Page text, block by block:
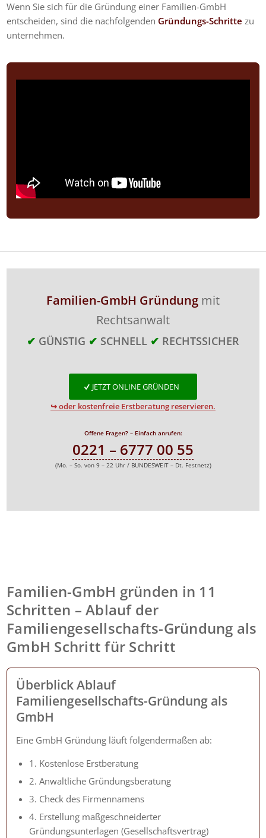
Wenn Sie sich für die Gründung einer Familien-GmbH
entscheiden, sind die nachfolgenden Gründungs-Schritte zu
unternehmen.
Familien-GmbH Gründung mit
Rechtsanwalt
✔ GÜNSTIG ✔ SCHNELL ✔ RECHTSSICHER
JETZT ONLINE GRÜNDEN
↪ oder kostenfreie Erstberatung reservieren.
Offene Fragen? – Einfach anrufen:
0221 – 6777 00 55
(Mo. – So. von 9 – 22 Uhr / BUNDESWEIT – Dt. Festnetz)
Familien-GmbH gründen in 11
Schritten – Ablauf der
Familiengesellschafts-Gründung als
GmbH Schritt für Schritt
Überblick Ablauf
Familiengesellschafts-Gründung als
GmbH
Eine GmbH Gründung läuft folgendermaßen ab:
1. Kostenlose Erstberatung
2. Anwaltliche Gründungsberatung
3. Check des Firmennamens
4. Erstellung maßgeschneiderter
Gründungsunterlagen (Gesellschaftsvertrag)